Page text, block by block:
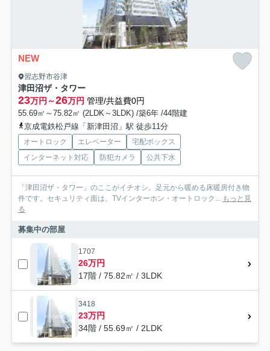
NEW
習志野市谷津
津田沼ザ・タワー
23万円～26万円 管理/共益費0円
55.69㎡～75.82㎡ (2LDK～3LDK) /築6年 /44階建
京成電鉄松戸線「新津田沼」駅 徒歩11分
オートロック エレベーター
宅配ボックス
インターネット対応
防犯カメラ 公共下水
「津田沼ザ・タワー」のここがイチオシ。足元から暖める床暖房付き物
件です。セキュリティ面は、TVインターホン・オートロック... もっと見
る
募集中の部屋
1707
26万円
17階 / 75.82㎡ / 3LDK
3418
23万円
34階 / 55.69㎡ / 2LDK